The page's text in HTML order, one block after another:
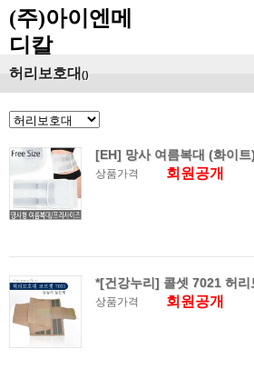
(주)아이엔메
디칼
허리보호대 ()
[EH] 망사 여름복대 (화이트
상품가격 회원공개
*[건강누리] 콜셋 7021 허
상품가격 회원공개